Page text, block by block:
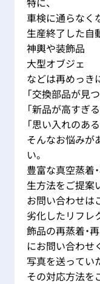
車検に通らなく
生産終了した自
神輿や装飾品
大型オブジェ
などは再めっき
「交換部品が見
「新品が高すぎる
「思い入れのあ
そんなお悩みが
い。
豊富な真空蒸着
生方法をご提案
お問い合わせは
劣化したリフレ
飾品の再蒸着・
にお問い合わせ
写真を送ってい
その対応方法を